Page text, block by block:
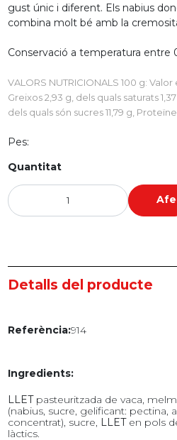
gust únic i diferent. Els nabius
combina molt bé amb la
Conservació a temperatura entre
VALORS NUTRICIONALS 100 g:
Greixos 2,93 g, dels quals saturats
dels quals són sucres 11,79 g,
Pes:
Quantitat
Detalls del producte
Referència:914
Ingredients:
LLET pasteuritzada de vaca,
(nabius, sucre, gelificant: pectina,
concentrat), sucre, LLET en pols
làctics.